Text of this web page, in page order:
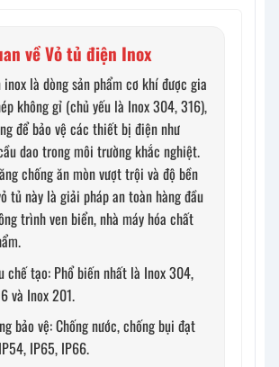
về Vỏ tủ điện Inox
là dòng sản phẩm cơ khí được gia
không gỉ (chủ yếu là Inox 304, 316),
để bảo vệ các thiết bị điện như
dao trong môi trường khắc nghiệt.
chống ăn mòn vượt trội và độ bền
tủ này là giải pháp an toàn hàng đầu
trình ven biển, nhà máy hóa chất
chế tạo: Phổ biến nhất là Inox 304,
và Inox 201.
bảo vệ: Chống nước, chống bụi đạt
IP65, IP66.